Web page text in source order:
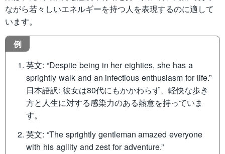
ながら若々しいエネルギーを持つ人を表現するのに適して
います。
例
英文: “Despite being in her eighties, she has a
sprightly walk and an infectious enthusiasm for life.”
日本語訳: 彼女は80代にもかかわらず、軽快な歩き
方と人生に対する感染力のある熱意を持っていま
す。
英文: “The sprightly gentleman amazed everyone
with his agility and zest for adventure.”